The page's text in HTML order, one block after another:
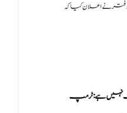
نے اعلان کیا کہ
نہیں ہے: ٹرمپ